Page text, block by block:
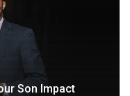
Son Impact